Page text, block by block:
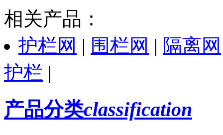
相关产品：
护栏网 | 围栏网 | 隔离网
护栏 |
产品分类classification